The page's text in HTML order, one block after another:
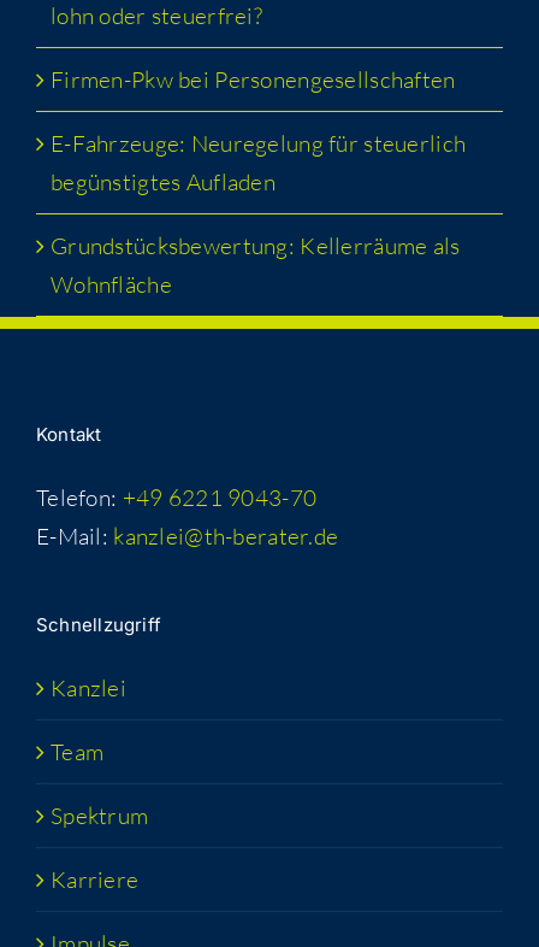
lohn oder steuerfrei?
Fir­men-Pkw bei Personengesellschaften
E-Fahr­zeu­ge: Neu­re­ge­lung für steu­er­lich
begüns­tig­tes Aufladen
Grund­stücks­be­wer­tung: Kel­ler­räu­me als
Wohnfläche
Kon­takt
Telefon: +49 6221 9043-70
E-Mail: kanzlei@th-berater.de
Schnell­zu­griff
Kanz­lei
Team
Spek­trum
Kar­rie­re